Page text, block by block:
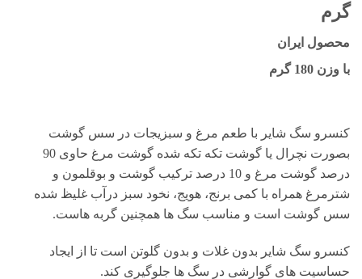
گرم
محصول ایران
با وزن 180 گرم
کنسرو سگ شایر با طعم مرغ و سبزیجات در سس گوشت
بصورت نچرال یا گوشت تکه تکه شده گوشت مرغ حاوی 90
درصد گوشت مرغ و 10 درصد ترکیب گوشت و بوقلمون و
شترمرغ همراه با کمی برنج، هویج، نخود سبز درآب غلیظ شده
سس گوشت است و مناسب سگ ها همچنین گربه هاست.
کنسرو سگ شایر بدون غلات و بدون گلوتن است تا از ایجاد
حساسیت های گوارشی در سگ ها جلوگیری کند.